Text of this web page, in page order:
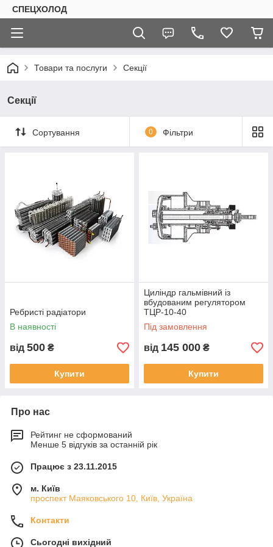
СПЕЦХОЛОД
Товари та послуги Секції
Секції
Сортування 0 Фільтри
Ребристі радіатори
В наявності
від 500 ₴
Купити
Циліндр гальмівний із
вбудованим регулятором
ТЦР-10-40
Під замовлення
від 145 000 ₴
Купити
Про нас
Рейтинг не сформований
Менше 5 відгуків за останній рік
Працює з 23.11.2015
м. Київ
проспект Маяковського 10, Київ, Україна
Контакти
Сьогодні вихідний